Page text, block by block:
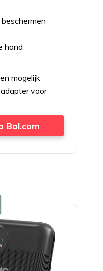
hand
mogelijk
voor
Bol.com